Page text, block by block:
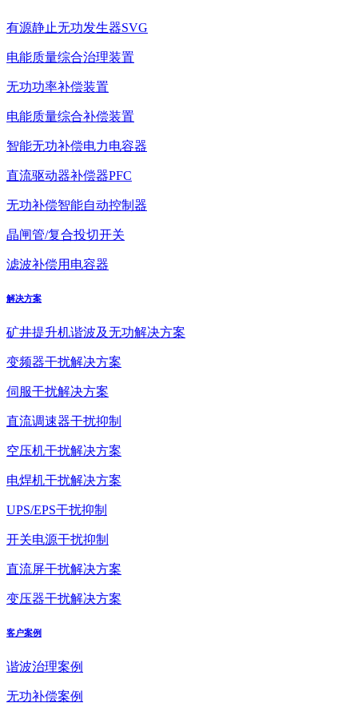
有源静止无功发生器SVG
电能质量综合治理装置
无功功率补偿装置
电能质量综合补偿装置
智能无功补偿电力电容器
直流驱动器补偿器PFC
无功补偿智能自动控制器
晶闸管/复合投切开关
滤波补偿用电容器
解决方案
矿井提升机谐波及无功解决方案
变频器干扰解决方案
伺服干扰解决方案
直流调速器干扰抑制
空压机干扰解决方案
电焊机干扰解决方案
UPS/EPS干扰抑制
开关电源干扰抑制
直流屏干扰解决方案
变压器干扰解决方案
客户案例
谐波治理案例
无功补偿案例